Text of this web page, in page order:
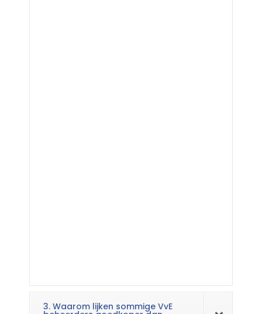
3. Waarom lijken sommige VvE